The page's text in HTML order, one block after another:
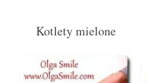
Kotlety mielone